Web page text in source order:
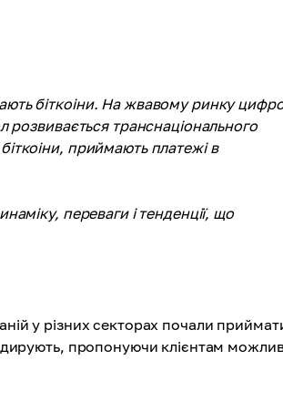
біткоіни. На жвавому ринку
розвивається транснаціонального
приймають платежі в
переваги і тенденції, що
у різних секторах почали
пропонуючи клієнтам